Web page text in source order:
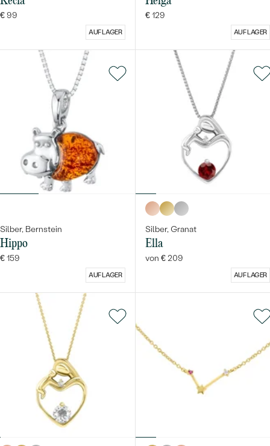
€ 99
AUF LAGER
€ 129
AUF LAGER
Silber, Bernstein
Hippo
€ 159
AUF LAGER
Silber, Granat
Ella
von € 209
AUF LAGER